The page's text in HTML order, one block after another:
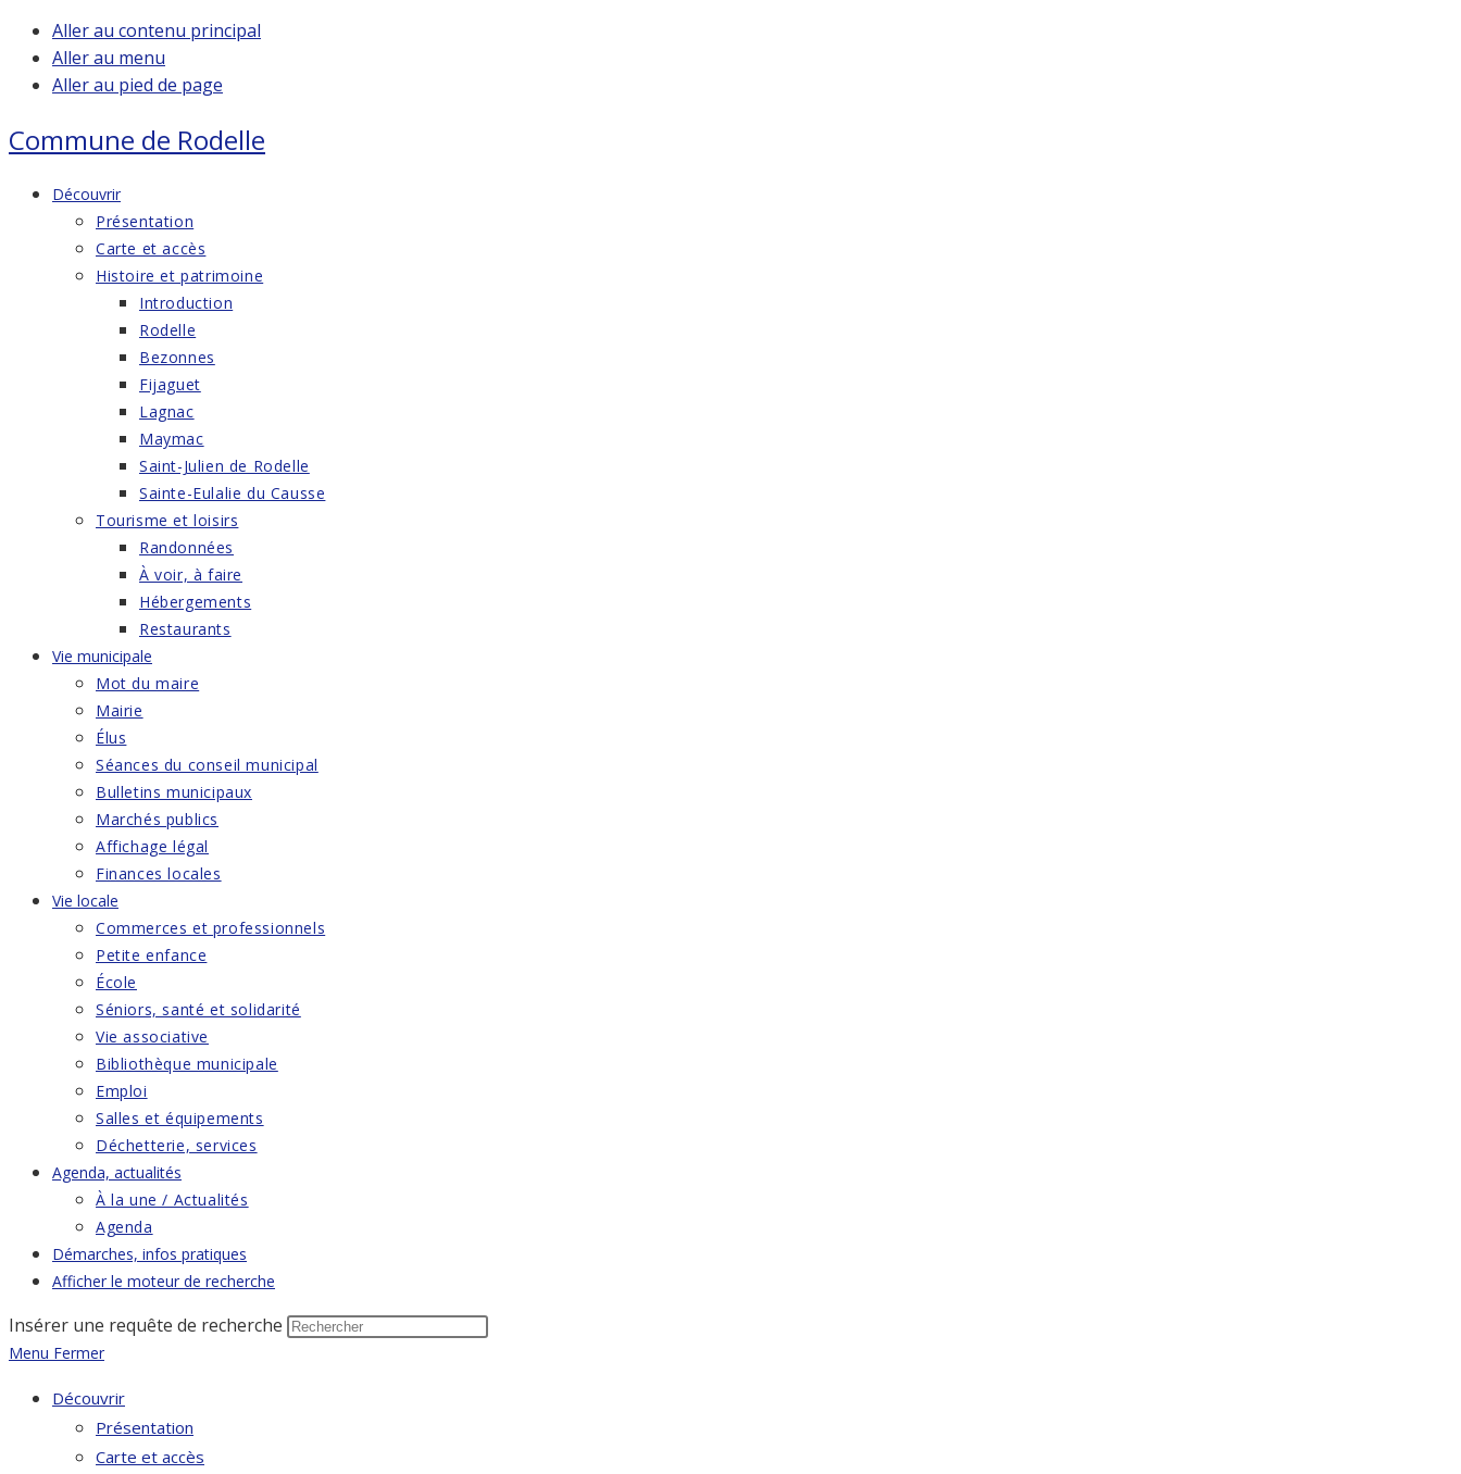
Aller au contenu principal
Aller au menu
Aller au pied de page
Commune de Rodelle
Découvrir
Présentation
Carte et accès
Histoire et patrimoine
Introduction
Rodelle
Bezonnes
Fijaguet
Lagnac
Maymac
Saint-Julien de Rodelle
Sainte-Eulalie du Causse
Tourisme et loisirs
Randonnées
À voir, à faire
Hébergements
Restaurants
Vie municipale
Mot du maire
Mairie
Élus
Séances du conseil municipal
Bulletins municipaux
Marchés publics
Affichage légal
Finances locales
Vie locale
Commerces et professionnels
Petite enfance
École
Séniors, santé et solidarité
Vie associative
Bibliothèque municipale
Emploi
Salles et équipements
Déchetterie, services
Agenda, actualités
À la une / Actualités
Agenda
Démarches, infos pratiques
Afficher le moteur de recherche
Insérer une requête de recherche
Menu Fermer
Découvrir
Présentation
Carte et accès